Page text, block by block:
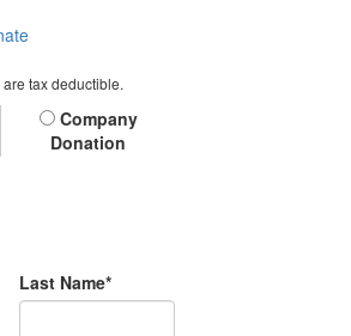
tax deductible.
Company
Donation
Last Name*